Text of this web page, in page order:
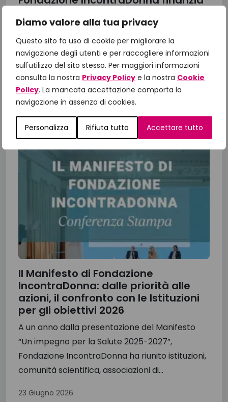
Diamo valore alla tua privacy
Questo sito fa uso di cookie per migliorare la
navigazione degli utenti e per raccogliere informazioni
sull'utilizzo del sito stesso. Per maggiori informazioni
consulta la nostra Privacy Policy e la nostra Cookie
Policy. La mancata accettazione comporta la
navigazione in assenza di cookies.
Personalizza Rifiuta tutto Accettare tutto
seno metastatico
Dalla ricerca alla cura: il valore della medicina di
precisione Fondazione IncontraDonna
supporta la ricerca oncologica, in particolare il
progetto di ricerca sulla piattaforma...
13 Luglio 2026
Il Manifesto di Fondazione
IncontraDonna: dalle priorità alle
azioni, il confronto con le Istituzioni
per gli obiettivi 2026
A un anno dalla presentazione del Manifesto
“Un impegno per la Salute 2025-2027”,
Fondazione IncontraDonna ha riunito istituzioni,
comunità scientifica, associazioni di...
23 Giugno 2026